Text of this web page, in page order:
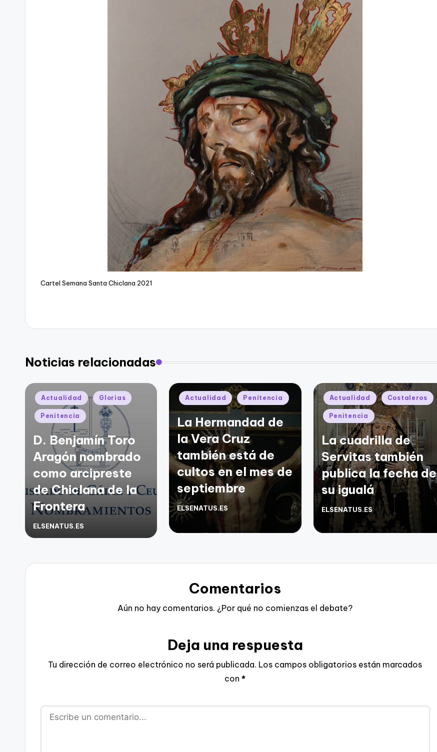
Cartel Semana Santa Chiclana 2021
Noticias relacionadas
Publicado
en
Actualidad Glorias
Penitencia
D. Benjamín Toro
Aragón nombrado
como arcipreste
de Chiclana de la
Frontera
Publicado
por
ELSENATUS.ES
Publicado
Actualidad Penitencia
La Hermandad de
la Vera Cruz
también está de
cultos en el mes de
septiembre
Publicado
por
ELSENATUS.ES
Publicado
en
Actualidad Costaleros
Penitencia
La cuadrilla de
Servitas también
publica la fecha de
su igualá
Publicado
por
ELSENATUS.ES
Comentarios
Aún no hay comentarios. ¿Por qué no comienzas el debate?
Deja una respuesta
Tu dirección de correo electrónico no será publicada. Los campos obligatorios están marcados
con*